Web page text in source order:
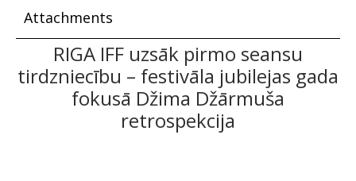
Attachments
RIGA IFF uzsāk pirmo seansu
tirdzniecību – festivāla jubilejas gada
fokusā Džima Džārmuša
retrospekcija